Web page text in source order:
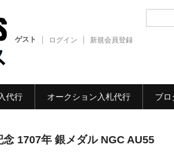
ゲスト ログイン 新規会員登録
代行 オークション入札代行 ブロ
1707年 銀メダル NGC AU55